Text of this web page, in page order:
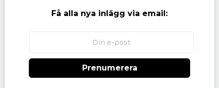
Få alla nya inlägg via email:
Prenumerera